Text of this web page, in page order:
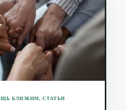
БЛИЗКИМ,СТАТЬИ